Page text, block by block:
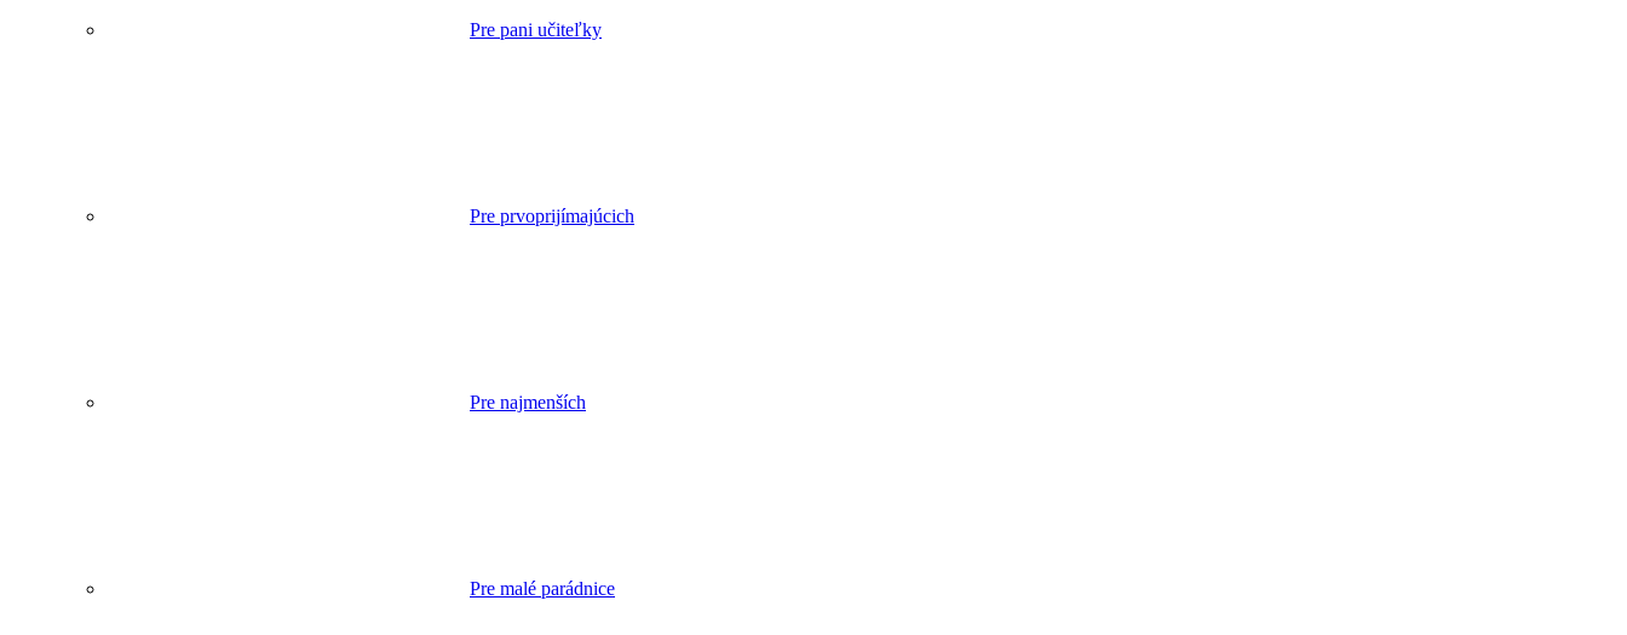
Pre pani učiteľky
Pre prvoprijímajúcich
Pre najmenších
Pre malé parádnice